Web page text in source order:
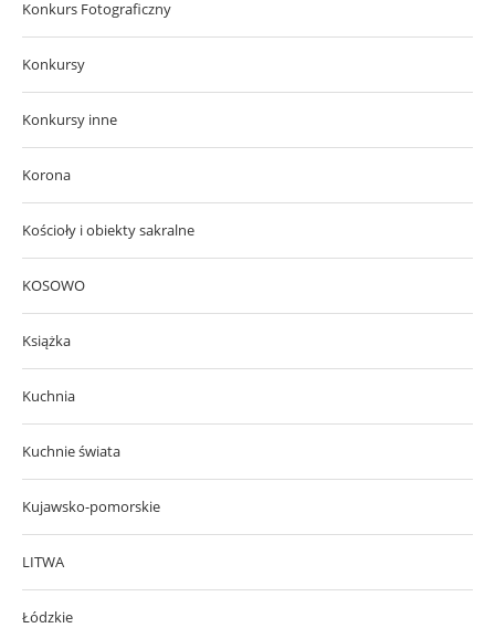
Konkurs Fotograficzny
Konkursy
Konkursy inne
Korona
Kościoły i obiekty sakralne
KOSOWO
Książka
Kuchnia
Kuchnie świata
Kujawsko-pomorskie
LITWA
Łódzkie